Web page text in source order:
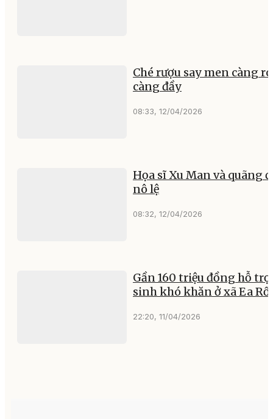
Ché rượu say men càng
càng đầy
08:33, 12/04/2026
Họa sĩ Xu Man và quãng
nô lệ
08:32, 12/04/2026
Gần 160 triệu đồng hỗ trợ
sinh khó khăn ở xã Ea
22:20, 11/04/2026